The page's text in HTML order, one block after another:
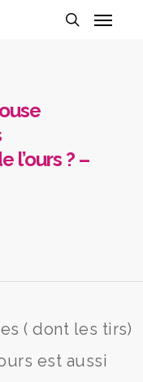
l’ours ? –
( dont les tirs)
est aussi